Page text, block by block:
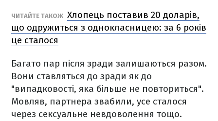
ЧИТАЙТЕ ТАКОЖ Хлопець поставив 20 доларів,
що одружиться з однокласницею: за 6 років
це сталося
Багато пар після зради залишаються разом.
Вони ставляться до зради як до
"випадковості, яка більше не повториться".
Мовляв, партнера звабили, усе сталося
через сексуальне невдоволення тощо.